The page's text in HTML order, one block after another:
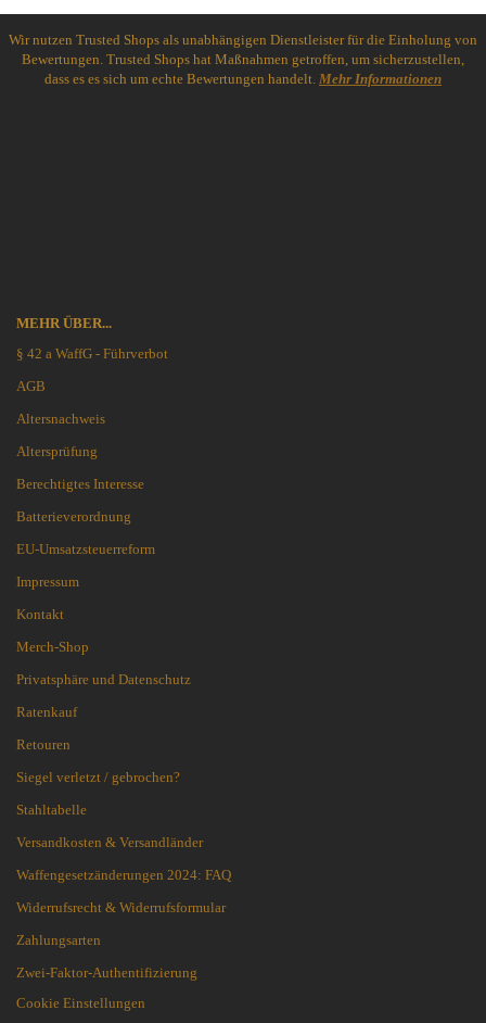
Wir nutzen Trusted Shops als unabhängigen Dienstleister für die Einholung von
Bewertungen. Trusted Shops hat Maßnahmen getroffen, um sicherzustellen,
dass es es sich um echte Bewertungen handelt. Mehr Informationen
MEHR ÜBER...
§ 42 a WaffG - Führverbot
AGB
Altersnachweis
Altersprüfung
Berechtigtes Interesse
Batterieverordnung
EU-Umsatzsteuerreform
Impressum
Kontakt
Merch-Shop
Privatsphäre und Datenschutz
Ratenkauf
Retouren
Siegel verletzt / gebrochen?
Stahltabelle
Versandkosten & Versandländer
Waffengesetzänderungen 2024: FAQ
Widerrufsrecht & Widerrufsformular
Zahlungsarten
Zwei-Faktor-Authentifizierung
Cookie Einstellungen